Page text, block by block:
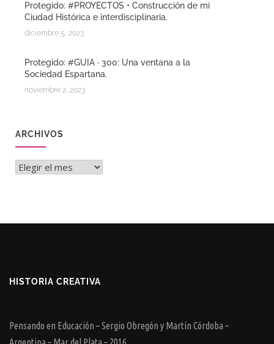
Protegido: #PROYECTOS • Construcción de mi
Ciudad Histórica e interdisciplinaria.
diciembre 5, 2023
Protegido: #GUIA · 300: Una ventana a la
Sociedad Espartana.
noviembre 2, 2023
ARCHIVOS
Archivos
HISTORIA CREATIVA
Pensando en Educación – Sergio Obregón y Martín Córdoba –